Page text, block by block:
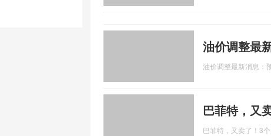
油价调整最
油价调整最新消息：
巴菲特，又
巴菲特，又卖了！3